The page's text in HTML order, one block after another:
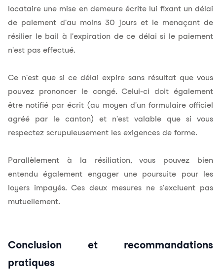
locataire une mise en demeure écrite lui fixant un délai
de paiement d'au moins 30 jours et le menaçant de
résilier le bail à l'expiration de ce délai si le paiement
n'est pas effectué.
Ce n'est que si ce délai expire sans résultat que vous
pouvez prononcer le congé. Celui-ci doit également
être notifié par écrit (au moyen d'un formulaire officiel
agréé par le canton) et n'est valable que si vous
respectez scrupuleusement les exigences de forme.
Parallèlement à la résiliation, vous pouvez bien
entendu également engager une poursuite pour les
loyers impayés. Ces deux mesures ne s'excluent pas
mutuellement.
Conclusion et recommandations
pratiques